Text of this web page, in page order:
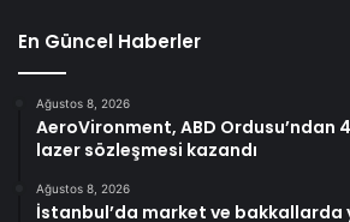
En Güncel Haberler
Ağustos 8, 2026
AeroVironment, ABD Ordusu’ndan
lazer sözleşmesi kazandı
Ağustos 8, 2026
İstanbul’da market ve bakkallarda